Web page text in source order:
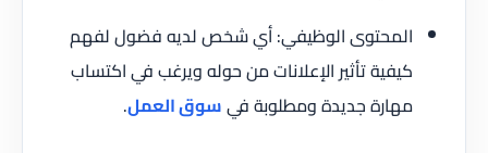
المحتوى الوظيفي: أي شخص لديه فضول لفهم
كيفية تأثير الإعلانات من حوله ويرغب في اكتساب
مهارة جديدة ومطلوبة فيسوق العمل.